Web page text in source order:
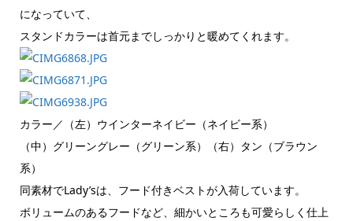
になっていて、
スタンドカラーは首元までしっかりと暖めてくれます。
カラー／（左）ウインターネイビー（ネイビー系）
（中）グリーングレー（グリーン系）（右）タン（ブラウン
系）
同素材でLady’sは、フード付きベストが入荷しています。
ボリュームのあるフードなど、細かいところも可愛らしく仕上